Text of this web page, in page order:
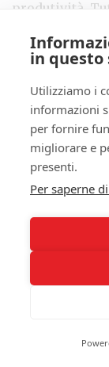
produtività.
poiché
sonno
aiutarti a
Le strategie
e disciplina,
Attraverso
del sonno
qualità della
con maggiore
Terapie
terapie
unici per
tradizionale
in questo
Utilizziamo i
informazioni
per fornire
migliorare e
presenti.
Per saperne